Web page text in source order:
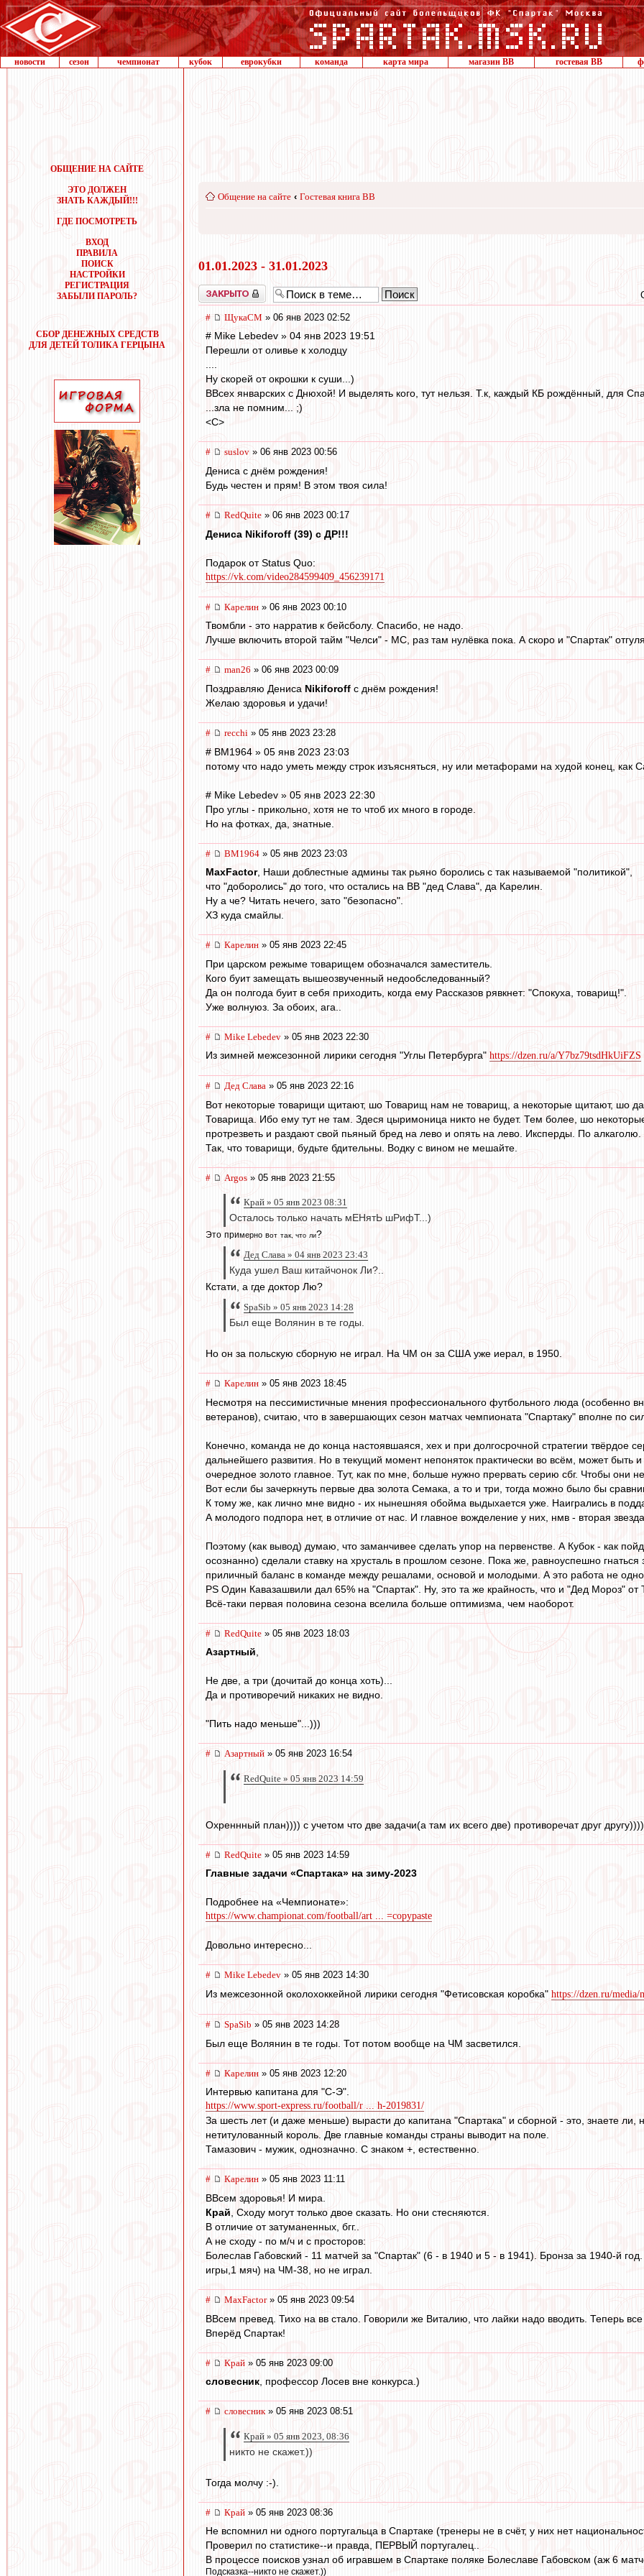
новости сезон чемпионат кубок еврокубки команда карта мира магазин ВВ гостевая ВВ
ОБЩЕНИЕ НА САЙТЕ
ЭТО ДОЛЖЕН
ЗНАТЬ КАЖДЫЙ!!!
ГДЕ ПОСМОТРЕТЬ
ВХОД
ПРАВИЛА
ПОИСК
НАСТРОЙКИ
РЕГИСТРАЦИЯ
ЗАБЫЛИ ПАРОЛЬ?
СБОР ДЕНЕЖНЫХ СРЕДСТВ
ДЛЯ ДЕТЕЙ ТОЛИКА ГЕРЦЫНА
Общение на сайте ‹ Гостевая книга ВВ
01.01.2023 - 31.01.2023
Закрыто
# ЩукаСМ » 06 янв 2023 02:52
# Mike Lebedev » 04 янв 2023 19:51
Перешли от оливье к холодцу
....
Ну скорей от окрошки к суши...)
ВВсех январских с Днюхой! И выделять кого, тут нельзя. Т.к, каждый КБ рождённый, для
...зла не помним... ;)
<C>
# suslov » 06 янв 2023 00:56
Дениса с днём рождения!
Будь честен и прям! В этом твоя сила!
# RedQuite » 06 янв 2023 00:17
Дениса Nikiforoff (39) с ДР!!!
Подарок от Status Quo:
https://vk.com/video284599409_456239171
# Карелин » 06 янв 2023 00:10
Твомбли - это нарратив к бейсболу. Спасибо, не надо.
Лучше включить второй тайм "Челси" - МС, раз там нулёвка пока. А скоро и "Спартак"
# man26 » 06 янв 2023 00:09
Поздравляю Дениса Nikiforoff с днём рождения!
Желаю здоровья и удачи!
# recchi » 05 янв 2023 23:28
# BM1964 » 05 янв 2023 23:03
потому что надо уметь между строк изъясняться, ну или метафорами на худой конец,
# Mike Lebedev » 05 янв 2023 22:30
Про углы - прикольно, хотя не то чтоб их много в городе.
Но на фотках, да, знатные.
# BM1964 » 05 янв 2023 23:03
MaxFactor, Наши доблестные админы так рьяно боролись с так называемой "политикой",
что "доборолись" до того, что остались на ВВ "дед Слава", да Карелин.
Ну а че? Читать нечего, зато "безопасно".
ХЗ куда смайлы.
# Карелин » 05 янв 2023 22:45
При царском режыме товарищем обозначался заместитель.
Кого буит замещать вышеозвученный недообследованный?
Да он полгода буит в себя приходить, когда ему Рассказов рявкнет: "Спокуха, товарищ!".
Уже волнуюз. За обоих, ага..
# Mike Lebedev » 05 янв 2023 22:30
Из зимней межсезонной лирики сегодня "Углы Петербурга" https://dzen.ru/a/Y7bz79tsdHkUiFZS
# Дед Слава » 05 янв 2023 22:16
Вот некоторые товарищи щитают, шо Товарищ нам не товарищ, а некоторые щитают, шо
Товарища. Ибо ему тут не там. Здеся цыримоница никто не будет. Тем более, шо
протрезветь и раздают свой пьяный бред на лево и опять на лево. Иксперды. По алкаголю.
Так, что товарищи, будьте бдительны. Водку с вином не мешайте.
# Argos » 05 янв 2023 21:55
Край » 05 янв 2023 08:31
Осталось только начать мЕНятЬ шРифТ...)
Это примерно вот так, что ли?
Дед Слава » 04 янв 2023 23:43
Куда ушел Ваш китайчонок Ли?..
Кстати, а где доктор Лю?
SpaSib » 05 янв 2023 14:28
Был еще Волянин в те годы.
Но он за польскую сборную не играл. На ЧМ он за США уже иерал, в 1950.
# Карелин » 05 янв 2023 18:45
Несмотря на пессимистичные мнения профессионального футбольного люда (особенно
ветеранов), считаю, что в завершающих сезон матчах чемпионата "Спартаку" вполне по
Конечно, команда не до конца настоявшаяся, хех и при долгосрочной стратегии твёрдое
дальнейшего развития. Но в текущий момент непоняток практически во всём, может
очередное золото главное. Тут, как по мне, больше нужно прервать серию сбг. Чтобы они
Вот если бы зачеркнуть первые два золота Семака, а то и три, тогда можно было бы
К тому же, как лично мне видно - их нынешняя обойма выдыхается уже. Наигрались в
А молодого подпора нет, в отличие от нас. И главное вожделение у них, нмв - вторая
Поэтому (как вывод) думаю, что заманчивее сделать упор на первенстве. А Кубок - как
осознанно) сделали ставку на хрусталь в прошлом сезоне. Пока же, равноуспешно
приличный баланс в команде между решалами, основой и молодыми. А это работа не
PS Один Кавазашвили дал 65% на "Спартак". Ну, это та же крайность, что и "Дед Мороз" от
Всё-таки первая половина сезона вселила больше оптимизма, чем наоборот.
# RedQuite » 05 янв 2023 18:03
Азартный,
Не две, а три (дочитай до конца хоть)...
Да и противоречий никаких не видно.
"Пить надо меньше"...)))
# Азартный » 05 янв 2023 16:54
RedQuite » 05 янв 2023 14:59
Охреннный план)))) с учетом что две задачи(а там их всего две) противоречат друг
# RedQuite » 05 янв 2023 14:59
Главные задачи «Спартака» на зиму-2023
Подробнее на «Чемпионате»:
https://www.championat.com/football/art ... =copypaste
Довольно интересно...
# Mike Lebedev » 05 янв 2023 14:30
Из межсезонной околохоккейной лирики сегодня "Фетисовская коробка" https://dzen.ru/media/
# SpaSib » 05 янв 2023 14:28
Был еще Волянин в те годы. Тот потом вообще на ЧМ засветился.
# Карелин » 05 янв 2023 12:20
Интервью капитана для "С-Э".
https://www.sport-express.ru/football/r ... h-2019831/
За шесть лет (и даже меньше) вырасти до капитана "Спартака" и сборной - это, знаете
нетитулованный король. Две главные команды страны выводит на поле.
Тамазович - мужик, однозначно. С знаком +, естественно.
# Карелин » 05 янв 2023 11:11
ВВсем здоровья! И мира.
Край , Сходу могут только двое сказать. Но они стесняются.
В отличие от затуманенных, бгг..
А не сходу - по м/ч и с просторов:
Болеслав Габовский - 11 матчей за "Спартак" (6 - в 1940 и 5 - в 1941). Бронза за 1940-й
игры,1 мяч) на ЧМ-38, но не играл.
# MaxFactor» 05 янв 2023 09:54
ВВсем превед. Тихо на вв стало. Говорили же Виталию, что лайки надо вводить. Теперь
Вперёд Спартак!
# Край » 05 янв 2023 09:00
словесник, профессор Лосев вне конкурса.)
# словесник» 05 янв 2023 08:51
Край » 05 янв 2023, 08:36
никто не скажет.))
Тогда молчу :-).
# Край » 05 янв 2023 08:36
Не вспомнил ни одного португальца в Спартаке (тренеры не в счёт, у них нет
Проверил по статистике--и правда, ПЕРВЫЙ португалец..
В процессе поисков узнал об игравшем в Спартаке поляке Болеславе Габовском (аж 6
Подсказка--никто не скажет.))